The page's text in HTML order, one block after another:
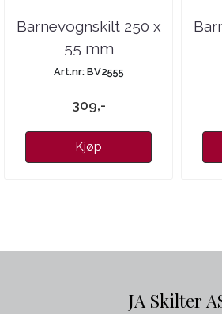
Barnevognskilt 250 x
55 mm
Art.nr: BV2555
309,-
Kjøp
JA Skilter